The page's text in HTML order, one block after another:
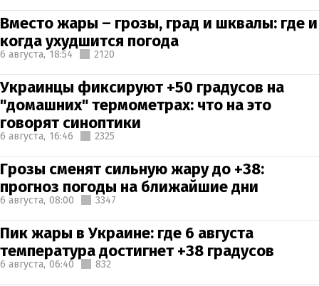
Вместо жары – грозы, град и шквалы: где и
когда ухудшится погода
6 августа, 18:54 2120
Украинцы фиксируют +50 градусов на
"домашних" термометрах: что на это
говорят синоптики
6 августа, 16:46 2325
Грозы сменят сильную жару до +38:
прогноз погоды на ближайшие дни
6 августа, 08:00 3347
Пик жары в Украине: где 6 августа
температура достигнет +38 градусов
6 августа, 06:40 832